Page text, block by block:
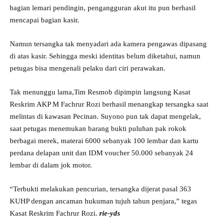
bagian lemari pendingin, pengangguran akut itu pun berhasil
mencapai bagian kasir.
Namun tersangka tak menyadari ada kamera pengawas dipasang
di atas kasir. Sehingga meski identitas belum diketahui, namun
petugas bisa mengenali pelaku dari ciri perawakan.
Tak menunggu lama,Tim Resmob dipimpin langsung Kasat
Reskrim AKP M Fachrur Rozi berhasil menangkap tersangka saat
melintas di kawasan Pecinan. Suyono pun tak dapat mengelak,
saat petugas menemukan barang bukti puluhan pak rokok
berbagai merek, materai 6000 sebanyak 100 lembar dan kartu
perdana delapan unit dan IDM voucher 50.000 sebanyak 24
lembar di dalam jok motor.
“Terbukti melakukan pencurian, tersangka dijerat pasal 363
KUHP dengan ancaman hukuman tujuh tahun penjara,” tegas
Kasat Reskrim Fachrur Rozi. rie-yds